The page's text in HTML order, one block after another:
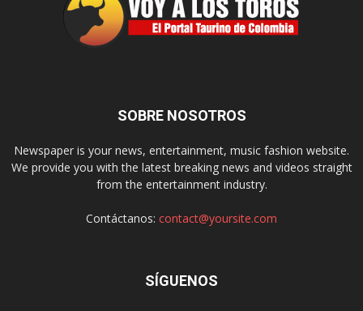
SOBRE NOSOTROS
Newspaper is your news, entertainment, music fashion website.
We provide you with the latest breaking news and videos straight
from the entertainment industry.
Contáctanos: contact@yoursite.com
SÍGUENOS